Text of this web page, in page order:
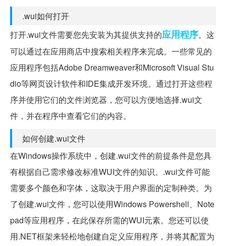
.wui如何打开
打开.wui文件需要您先安装为其提供支持的应用程序。这
可以通过在应用商店中搜索相关程序来完成。一些常见的
应用程序包括Adobe Dreamweaver和Microsoft Visual Stu
dio等网页设计软件和IDE集成开发环境。通过打开这些程
序并使用它们的文件浏览器，您可以方便地选择.wui文
件，并在程序中查看它们的内容。
如何创建.wui文件
在Windows操作系统中，创建.wui文件的前提条件是您具
有根据自己需求修改标准WUI文件的知识。.wui文件可能
需要多个颜色和字体，这取决于用户界面的定制种类。为
了创建.wui文件，您可以使用Windows Powershell、Note
pad等应用程序，在此保存所需的WUI元素。您还可以使
用.NET框架来轻松地创建自定义应用程序，并将其配置为